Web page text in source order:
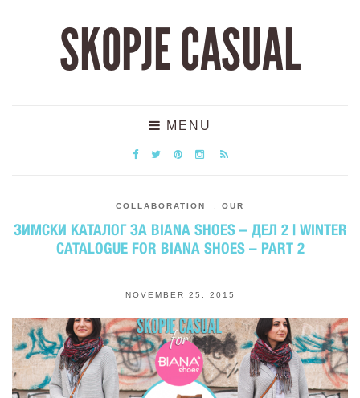
SKOPJE CASUAL
MENU
COLLABORATION OUR
ЗИМСКИ КАТАЛОГ ЗА BIANA SHOES – ДЕЛ 2 | WINTER
CATALOGUE FOR BIANA SHOES – PART 2
NOVEMBER 25, 2015